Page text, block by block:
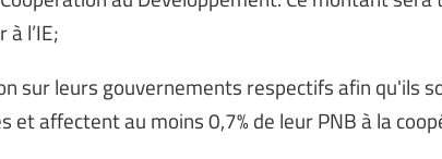
l’IE;
sur leurs gouvernements respectifs afin qu'ils
et affectent au moins 0,7% de leur PNB à la